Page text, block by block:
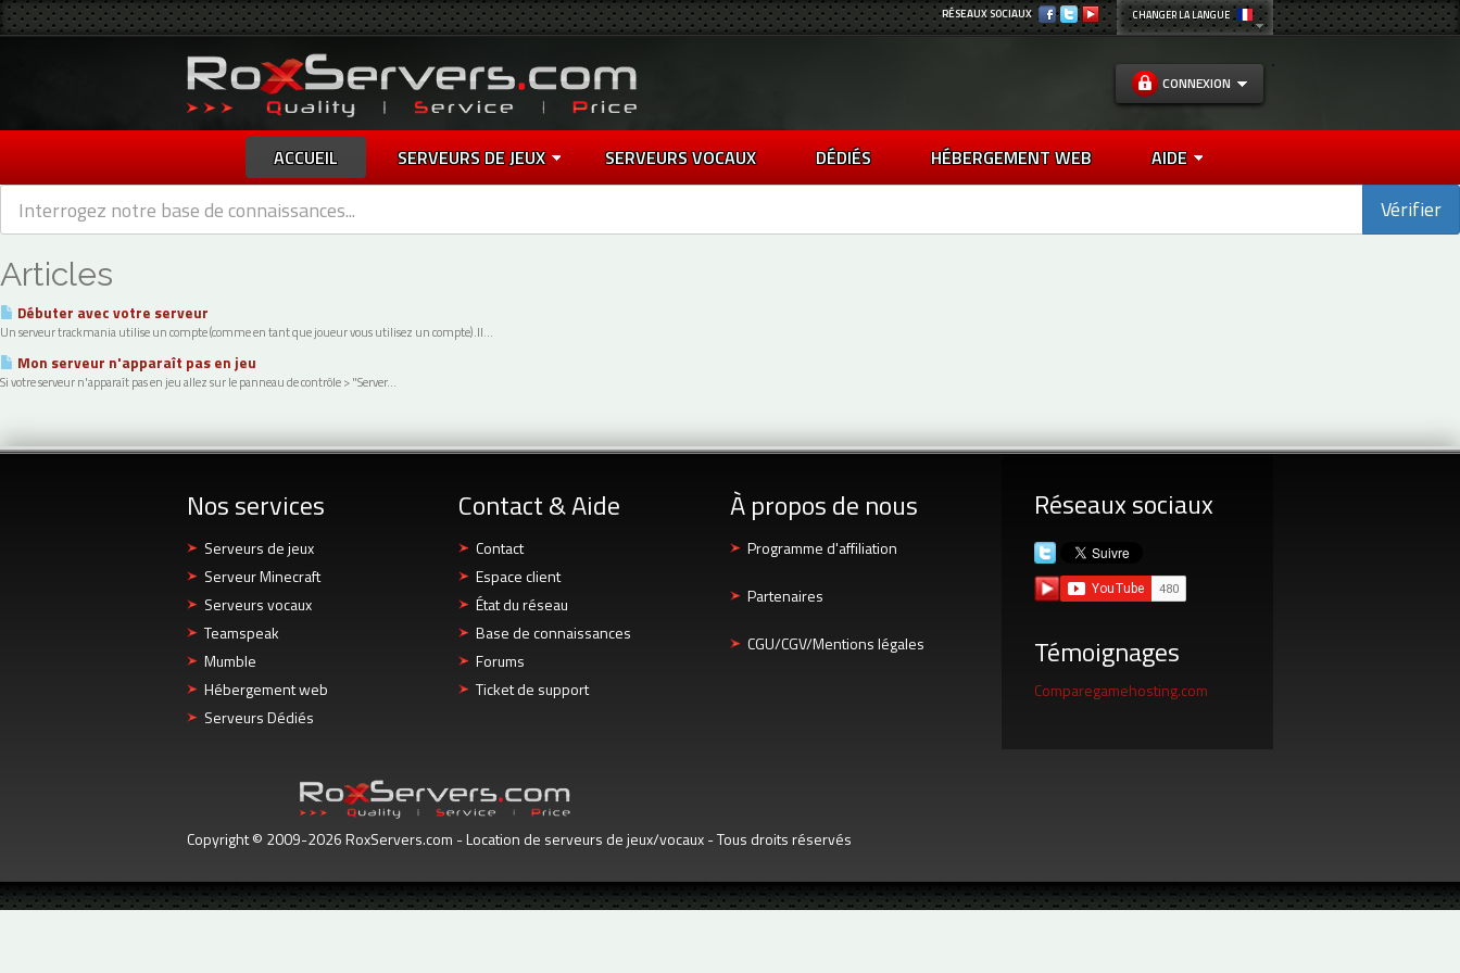
CHANGER LA LANGUE
RÉSEAUX SOCIAUX
CONNEXION
ACCUEIL SERVEURS DE JEUX SERVEURS VOCAUX DÉDIÉS HÉBERGEMENT WEB AIDE
Articles
Débuter avec votre serveur
Un serveur trackmania utilise un compte (comme en tant que joueur vous utilisez un compte).Il...
Mon serveur n'apparaît pas en jeu
Si votre serveur n'apparaît pas en jeu allez sur le panneau de contrôle > "Server...
Nos services
Serveurs de jeux
Serveur Minecraft
Serveurs vocaux
Teamspeak
Mumble
Hébergement web
Serveurs Dédiés
Contact & Aide
Contact
Espace client
État du réseau
Base de connaissances
Forums
Ticket de support
À propos de nous
Programme d'affiliation
Partenaires
CGU/CGV/Mentions légales
Réseaux sociaux
Témoignages
Comparegamehosting.com
Copyright © 2009-2026 RoxServers.com - Location de serveurs de jeux/vocaux - Tous droits réservés